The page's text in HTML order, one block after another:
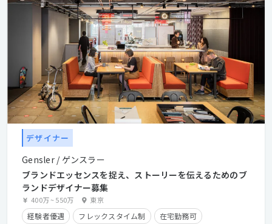
デザイナー
Gensler / ゲンスラー
ブランドエッセンスを捉え、ストーリーを伝えるためのブ
ランドデザイナー募集
400万~550万 東京
経験者優遇 フレックスタイム制
在宅勤務可